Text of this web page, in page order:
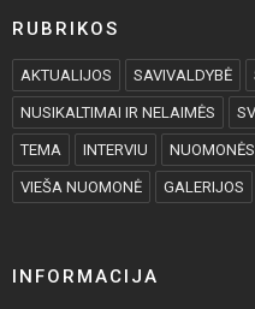
RUBRIKOS
AKTUALIJOS SAVIVALDYBĖ
NUSIKALTIMAI IR NELAIMĖS
TEMA INTERVIU NUOMONĖS
VIEŠA NUOMONĖ GALERIJOS
INFORMACIJA